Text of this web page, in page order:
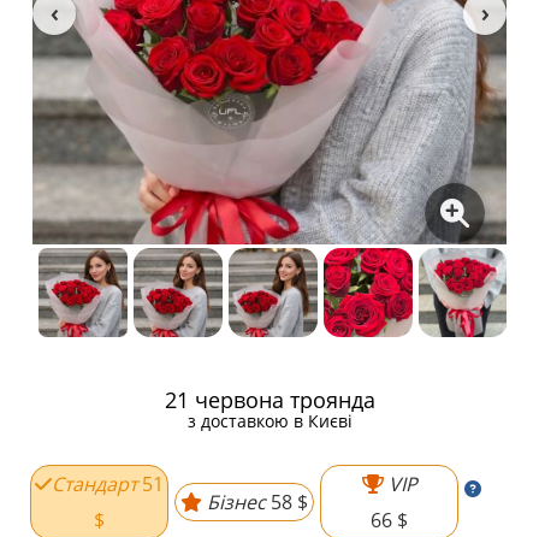
21 червона троянда
з доставкою в Києві
Стандарт 51
$
Бізнес 58 $
VIP
66 $